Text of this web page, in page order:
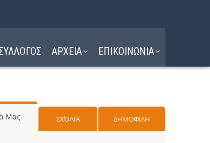
ΑΡΧΕΙΑ ΕΠΙΚΟΙΝΩΝΙΑ
Μας ΣΧΌΛΙΑ ΔΗΜΟΦΙΛΗ